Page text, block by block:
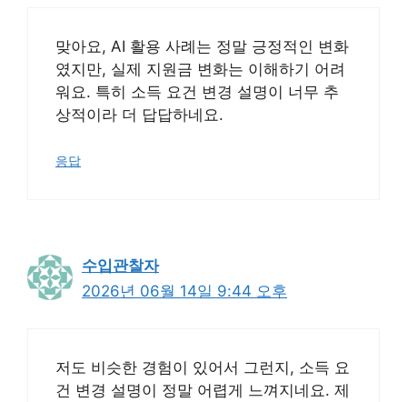
맞아요, AI 활용 사례는 정말 긍정적인 변화
였지만, 실제 지원금 변화는 이해하기 어려
워요. 특히 소득 요건 변경 설명이 너무 추
상적이라 더 답답하네요.
응답
수입관찰자
2026년 06월 14일 9:44 오후
저도 비슷한 경험이 있어서 그런지, 소득 요
건 변경 설명이 정말 어렵게 느껴지네요. 제